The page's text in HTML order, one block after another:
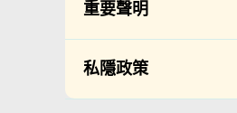
分區環境衞生辦事
處地址及電話
滲水投訴調查聯合
辦事處 辦公時間、
計劃（包含空間數
據計劃）
立法會事務
促進種族平等
重要聲明
私隱政策